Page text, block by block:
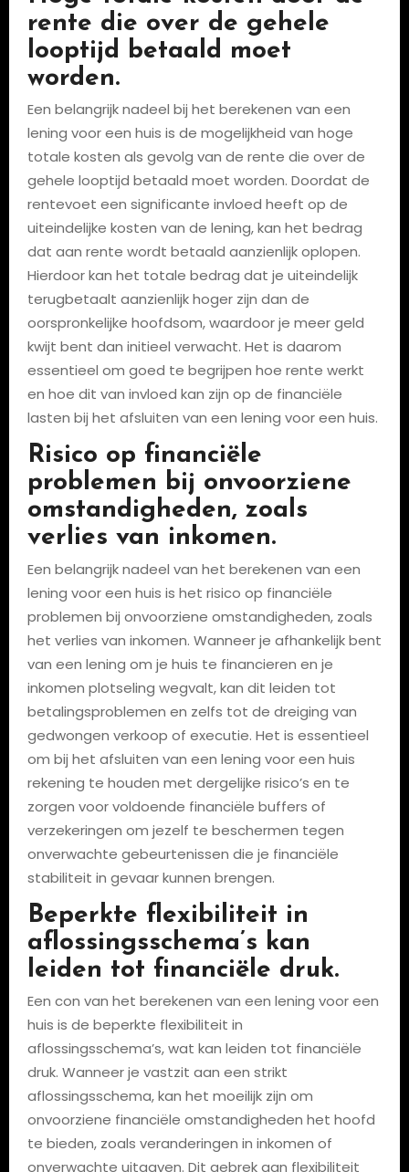
rente die over de gehele
looptijd betaald moet
worden.
Een belangrijk nadeel bij het berekenen van een
lening voor een huis is de mogelijkheid van hoge
totale kosten als gevolg van de rente die over de
gehele looptijd betaald moet worden. Doordat de
rentevoet een significante invloed heeft op de
uiteindelijke kosten van de lening, kan het bedrag
dat aan rente wordt betaald aanzienlijk oplopen.
Hierdoor kan het totale bedrag dat je uiteindelijk
terugbetaalt aanzienlijk hoger zijn dan de
oorspronkelijke hoofdsom, waardoor je meer geld
kwijt bent dan initieel verwacht. Het is daarom
essentieel om goed te begrijpen hoe rente werkt
en hoe dit van invloed kan zijn op de financiële
lasten bij het afsluiten van een lening voor een huis.
Risico op financiële
problemen bij onvoorziene
omstandigheden, zoals
verlies van inkomen.
Een belangrijk nadeel van het berekenen van een
lening voor een huis is het risico op financiële
problemen bij onvoorziene omstandigheden, zoals
het verlies van inkomen. Wanneer je afhankelijk bent
van een lening om je huis te financieren en je
inkomen plotseling wegvalt, kan dit leiden tot
betalingsproblemen en zelfs tot de dreiging van
gedwongen verkoop of executie. Het is essentieel
om bij het afsluiten van een lening voor een huis
rekening te houden met dergelijke risico’s en te
zorgen voor voldoende financiële buffers of
verzekeringen om jezelf te beschermen tegen
onverwachte gebeurtenissen die je financiële
stabiliteit in gevaar kunnen brengen.
Beperkte flexibiliteit in
aflossingsschema’s kan
leiden tot financiële druk.
Een con van het berekenen van een lening voor een
huis is de beperkte flexibiliteit in
aflossingsschema’s, wat kan leiden tot financiële
druk. Wanneer je vastzit aan een strikt
aflossingsschema, kan het moeilijk zijn om
onvoorziene financiële omstandigheden het hoofd
te bieden, zoals veranderingen in inkomen of
onverwachte uitgaven. Dit gebrek aan flexibiliteit